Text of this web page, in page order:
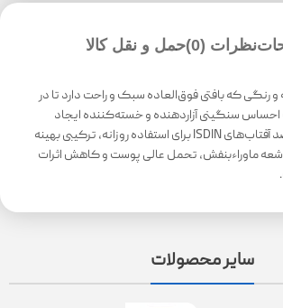
نظرات (0) حمل و نقل کالا
و رنگی که بافتی فوق‌العاده سبک و راحت دارد تا در
سنگینی آزاردهنده و خسته‌کننده ایجاد
نکند. نسل جدید ضد آفتاب‌های ISDIN برای استفاده روزانه، ترکیبی بهینه
اشعه ماوراء‌بنفش، تحمل عالی پوست و کاهش اثرات
سایر محصولات